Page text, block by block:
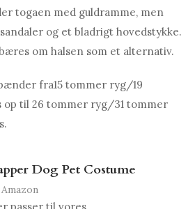
togaen med guldramme, men
og et bladrigt hovedstykke.
om halsen som et alternativ.
fra15 tommer ryg/19
op til 26 tommer ryg/31 tommer
Dog Pet Costume